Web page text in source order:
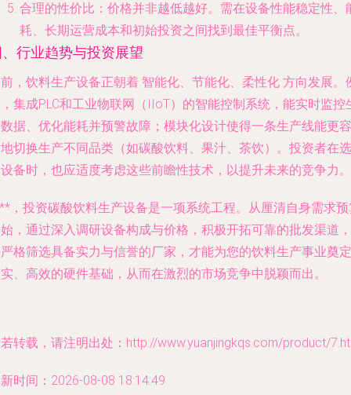
合理的性价比 ：价格并非越低越好。需在设备性能稳定性、
耗、长期运营成本和初始投资之间找到最佳平衡点。
行业趋势与投资展望
，饮料生产设备正朝着 智能化、节能化、柔性化 方向发展。
集成PLC和工业物联网（IIoT）的智能控制系统，能实时监控
据、优化能耗并预警故障；模块化设计使得一条生产线能更容
切换生产不同品类（如碳酸饮料、果汁、茶饮）。投资者在选
备时，也应适度考虑这些前瞻性技术，以提升未来的竞争力。
，投资碳酸饮料生产设备是一项系统工程。从厘清自身需求
，通过深入调研设备构成与价格，积极开拓可靠的批发渠道，
格筛选具备实力与信誉的厂家，才能为您的饮料生产事业奠定
、高效的硬件基础，从而在激烈的市场竞争中脱颖而出。
转载，请注明出处：http://www.yuanjingkqs.com/product/
时间：2026-08-08 18:14:49